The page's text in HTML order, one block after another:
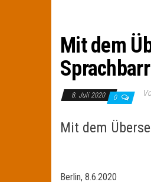
Mit dem
8. Juli 2020 0
Mit dem
Berlin, 8.6.2020